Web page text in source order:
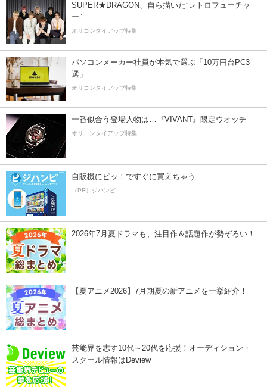
SUPER★DRAGON、自ら描いた”レトロフューチャ
ー”
オリコンタイアップ特集
パソコンメーカー社員が本気で選ぶ「10万円台PC3
選」
オリコンタイアップ特集
一番似合う登場人物は…『VIVANT』限定ウオッチ
オリコンタイアップ特集
自販機にピッ！ですぐに買えちゃう
（PR）ジハンピ
2026年7月夏ドラマも、注目作＆話題作が勢ぞろい！
【夏アニメ2026】7月期夏の新アニメを一挙紹介！
芸能界を志す10代～20代を応援！オーディション・
スクール情報はDeview